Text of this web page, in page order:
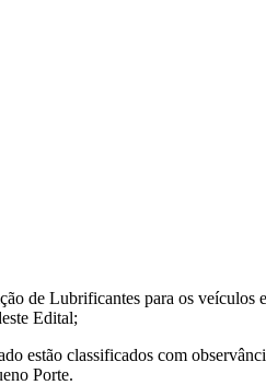
de Lubrificantes para os
Edital;
estão classificados com
Porte.